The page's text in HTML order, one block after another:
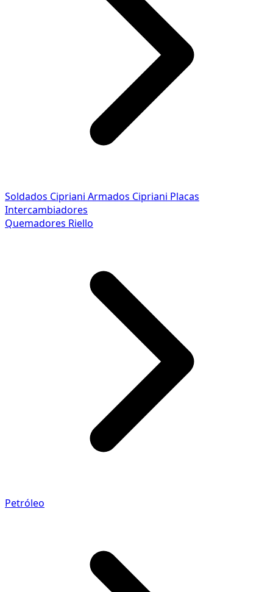
Soldados Cipriani Armados Cipriani Placas
Intercambiadores
Quemadores Riello
Petróleo